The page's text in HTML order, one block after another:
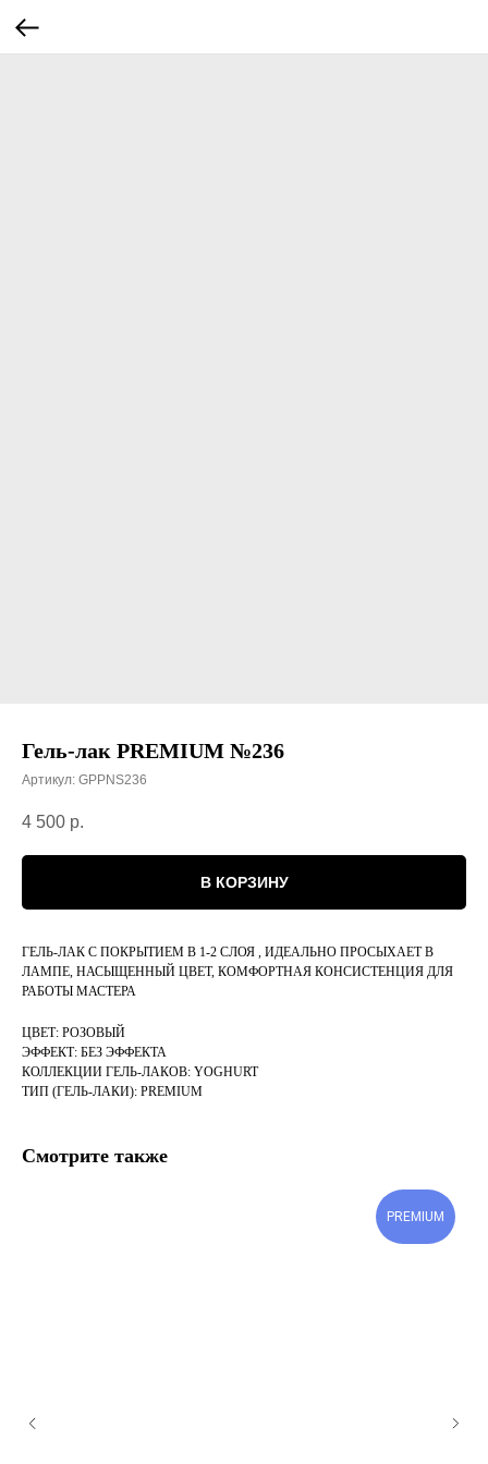
Гель-лак PREMIUM №236
Артикул: GPPNS236
4 500 р.
В КОРЗИНУ
ГЕЛЬ-ЛАК С ПОКРЫТИЕМ В 1-2 СЛОЯ , ИДЕАЛЬНО ПРОСЫХАЕТ В
ЛАМПЕ, НАСЫЩЕННЫЙ ЦВЕТ, КОМФОРТНАЯ КОНСИСТЕНЦИЯ ДЛЯ
РАБОТЫ МАСТЕРА
ЦВЕТ: РОЗОВЫЙ
ЭФФЕКТ: БЕЗ ЭФФЕКТА
КОЛЛЕКЦИИ ГЕЛЬ-ЛАКОВ: YOGHURT
ТИП (ГЕЛЬ-ЛАКИ): PREMIUM
Смотрите также
PREMIUM